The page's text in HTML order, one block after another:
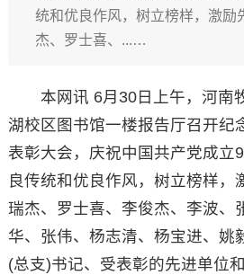
统和优良作风，树立榜样，激励
杰、罗士喜、...…
本网讯 6月30日上午，河南
湖校区图书馆一楼报告厅召开纪
表彰大会，庆祝中国共产党成立
良传统和优良作风，树立榜样，
瑞杰、罗士喜、李俊杰、李波、
华、张伟、杨志清、杨宝进、姚
(总支)书记、受表彰的先进单位